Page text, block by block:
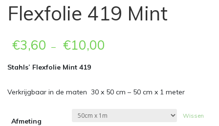
Flexfolie 419 Mint
€3,60 – €10,00
Stahls’ Flexfolie Mint 419
Verkrijgbaar in de maten 30 x 50 cm – 50 cm x 1 meter
Afmeting
Wissen